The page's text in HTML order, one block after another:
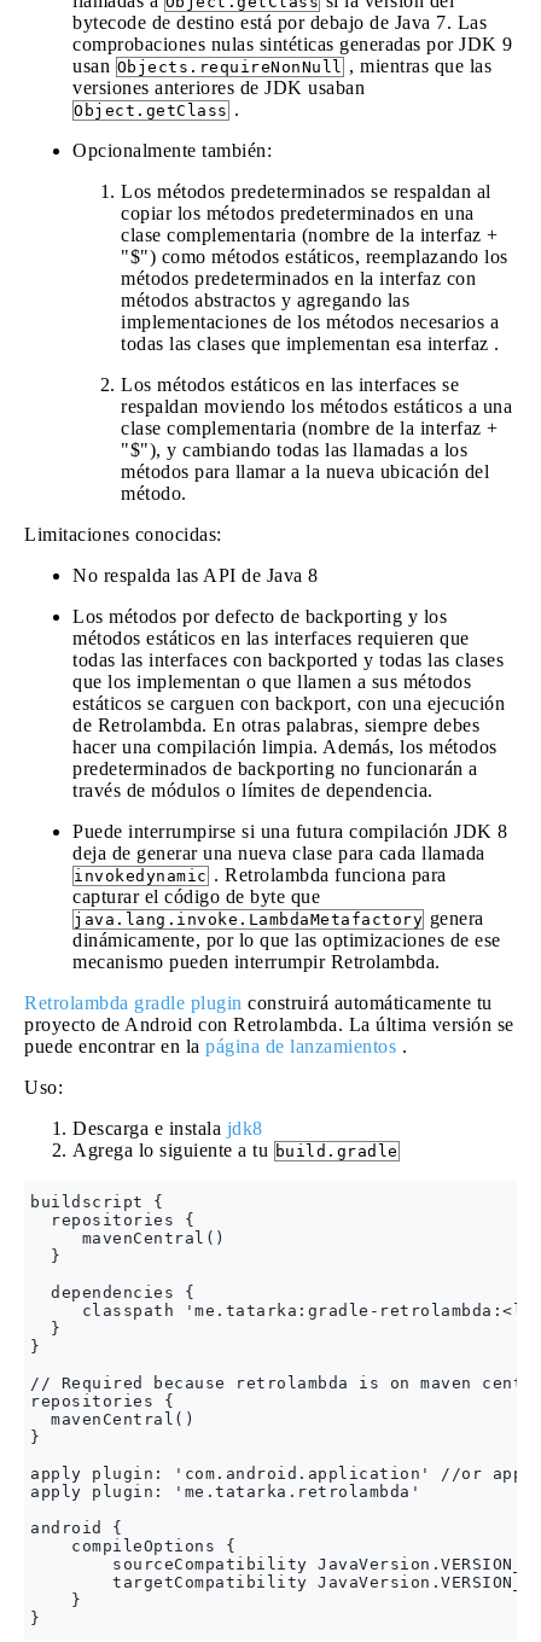
bytecode de destino está por debajo de Java 7. Las
comprobaciones nulas sintéticas generadas por JDK 9
usan Objects.requireNonNull , mientras que las
versiones anteriores de JDK usaban
Object.getClass .
Opcionalmente también:
Los métodos predeterminados se respaldan al
copiar los métodos predeterminados en una
clase complementaria (nombre de la interfaz +
"$") como métodos estáticos, reemplazando los
métodos predeterminados en la interfaz con
métodos abstractos y agregando las
implementaciones de los métodos necesarios a
todas las clases que implementan esa interfaz .
Los métodos estáticos en las interfaces se
respaldan moviendo los métodos estáticos a una
clase complementaria (nombre de la interfaz +
"$"), y cambiando todas las llamadas a los
métodos para llamar a la nueva ubicación del
método.
Limitaciones conocidas:
No respalda las API de Java 8
Los métodos por defecto de backporting y los
métodos estáticos en las interfaces requieren que
todas las interfaces con backported y todas las clases
que los implementan o que llamen a sus métodos
estáticos se carguen con backport, con una ejecución
de Retrolambda. En otras palabras, siempre debes
hacer una compilación limpia. Además, los métodos
predeterminados de backporting no funcionarán a
través de módulos o límites de dependencia.
Puede interrumpirse si una futura compilación JDK 8
deja de generar una nueva clase para cada llamada
invokedynamic . Retrolambda funciona para
capturar el código de byte que
java.lang.invoke.LambdaMetafactory genera
dinámicamente, por lo que las optimizaciones de ese
mecanismo pueden interrumpir Retrolambda.
Retrolambda gradle plugin construirá automáticamente tu
proyecto de Android con Retrolambda. La última versión se
puede encontrar en la página de lanzamientos .
Uso:
Descarga e instala jdk8
Agrega lo siguiente a tu build.gradle
buildscript {
  repositories {
     mavenCentral()
  }
  dependencies {
classpath 'me.tatarka:gradle-
  }
}
// Required because retrolambda is on maven
repositories {
  mavenCentral()
}
apply plugin: 'com.android.application' //or
apply plugin: 'me.tatarka.retrolambda'
android {
    compileOptions {
sourceCompatibility
targetCompatibility
    }